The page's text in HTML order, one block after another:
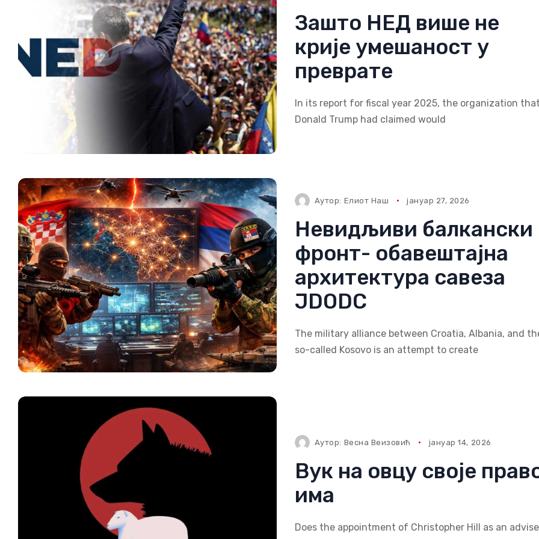
Зашто НЕД више не
крије умешаност у
преврате
In its report for fiscal year 2025, the organization that
Donald Trump had claimed would
Аутор: Елиот Наш јануар 27, 2026
Невидљиви балкански
фронт- обавештајна
архитектура савеза
JDODC
The military alliance between Croatia, Albania, and
so-called Kosovo is an attempt to create
Аутор: Весна Веизовић јануар 14, 2026
Вук на овцу своје
има
Does the appointment of Christopher Hill as an